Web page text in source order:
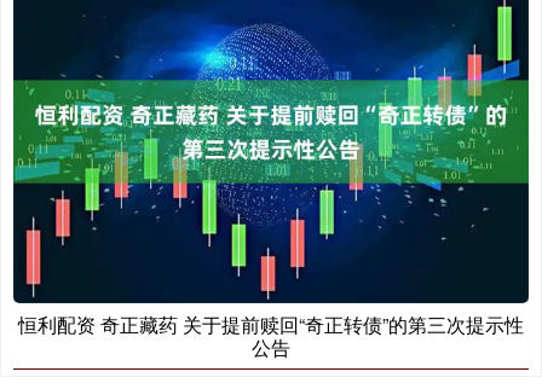
恒利配资 奇正藏药 关于提前赎回“奇正转债”的第三次提示性
公告